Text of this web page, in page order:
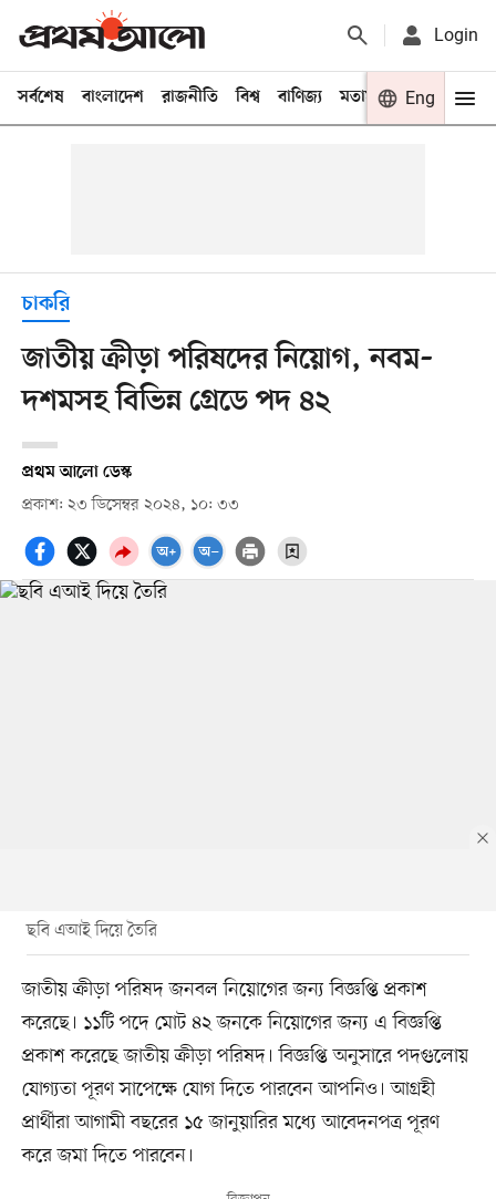
Login
সর্বশেষ বাংলাদেশ রাজনীতি বিশ্ব বাণিজ্য মতামত খেলা
Eng
চাকরি
জাতীয় ক্রীড়া পরিষদের নিয়োগ, নবম–
দশমসহ বিভিন্ন গ্রেডে পদ ৪২
প্রথম আলো ডেস্ক
প্রকাশ: ২৩ ডিসেম্বর ২০২৪, ১০: ৩৩
ছবি এআই দিয়ে তৈরি
জাতীয় ক্রীড়া পরিষদ জনবল নিয়োগের জন্য বিজ্ঞপ্তি প্রকাশ
করেছে। ১১টি পদে মোট ৪২ জনকে নিয়োগের জন্য এ বিজ্ঞপ্তি
প্রকাশ করেছে জাতীয় ক্রীড়া পরিষদ। বিজ্ঞপ্তি অনুসারে পদগুলোয়
যোগ্যতা পূরণ সাপেক্ষে যোগ দিতে পারবেন আপনিও। আগ্রহী
প্রার্থীরা আগামী বছরের ১৫ জানুয়ারির মধ্যে আবেদনপত্র পূরণ
করে জমা দিতে পারবেন।